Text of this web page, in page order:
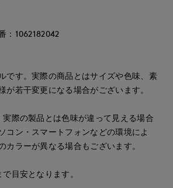
：1062182042
です。実際の商品とはサイズや色味、素
が若干変更になる場合がございます。
際の製品とは色味が違って見える場合
コン・スマートフォンなどの環境によ
カラーが異なる場合もございます。
目安となります。